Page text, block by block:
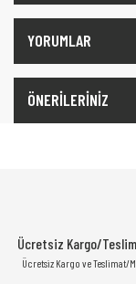
YORUMLAR
ÖNERİLERİNİZ
Ücretsiz Kargo/
Ücretsiz Kargo ve Teslimat/